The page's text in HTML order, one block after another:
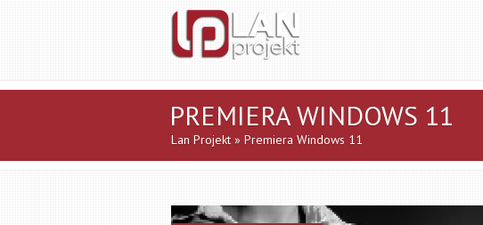
PREMIERA WINDOWS 11
Lan Projekt » Premiera Windows 11